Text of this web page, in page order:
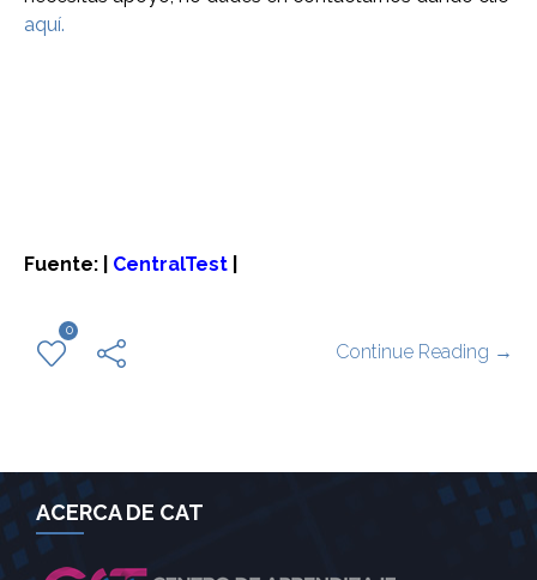
aquí.
Fuente: | CentralTest
0
Continue Reading →
ACERCA DE CAT